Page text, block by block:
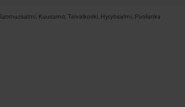
Kuusamo, Taivalkoski, Hyrynsalmi, Puolanka